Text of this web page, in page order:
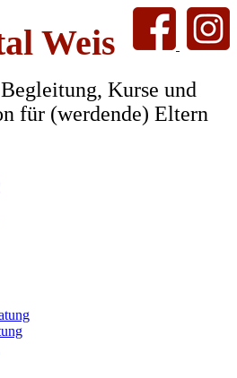
Weis
Kurse und
für (werdende) Eltern